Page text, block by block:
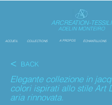
ARCREATION-TESSILI
ADELIN MONTEIRO
ACCUEIL COLLECTIONS A PROPOS ÉCHANTILLIONS
< BACK
Elegante collezione in
colori ispirati allo stile Art
aria rinnovata.